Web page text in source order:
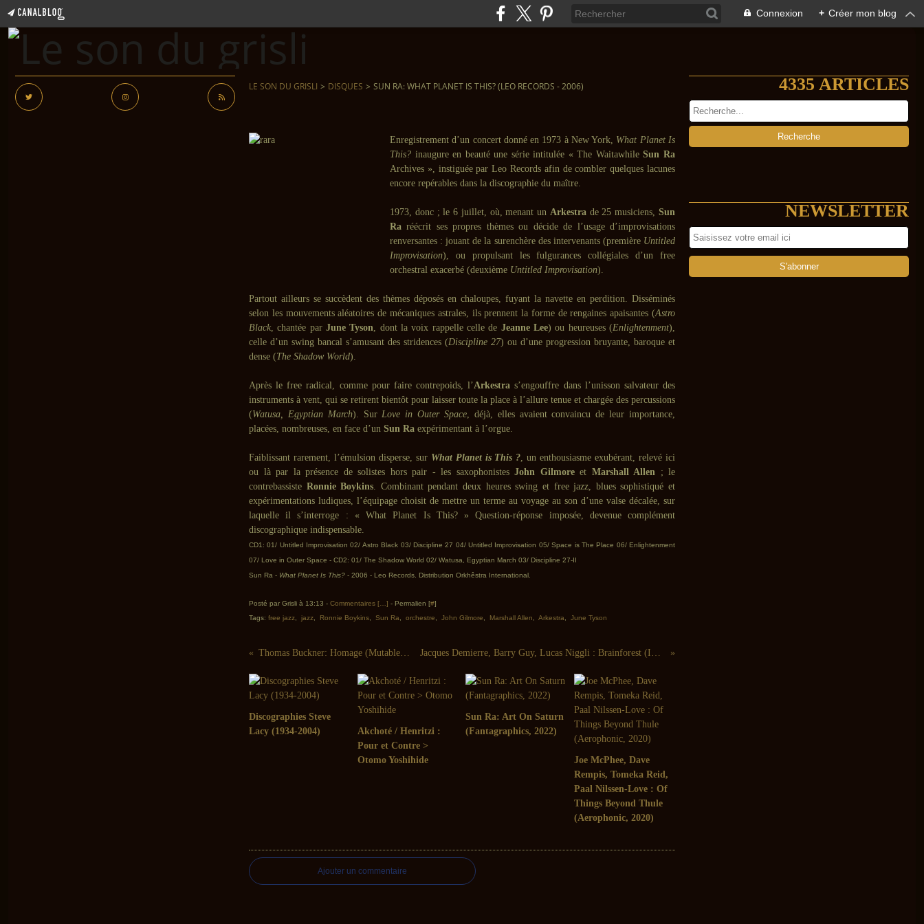
Connexion + Créer mon blog
LE SON DU GRISLI > DISQUES > SUN RA: WHAT PLANET IS THIS? (LEO RECORDS - 2006)
Enregistrement d’un concert donné en 1973 à New York, What Planet Is
This? inaugure en beauté une série intitulée « The WaitawhileSun Ra
Archives », instiguée par Leo Records afin de combler quelques lacunes
encore repérables dans la discographie du maître.
1973, donc ; le 6 juillet, où, menant un Arkestrade 25 musiciens,Sun
Ra réécrit ses propres thèmes ou décide de l’usage d’improvisations
renversantes : jouant de la surenchère des intervenants (première Untitled
Improvisation), ou propulsant les fulgurances collégiales d’un free
orchestral exacerbé (deuxième Untitled Improvisation).
Partout ailleurs se succèdent des thèmes déposés en chaloupes, fuyant la navette en perdition. Disséminés
selon les mouvements aléatoires de mécaniques astrales, ils prennent la forme de rengaines apaisantes (Astro
Black, chantée par June Tyson, dont la voix rappelle celle de Jeanne Lee) ou heureuses (Enlightenment),
celle d’un swing bancal s’amusant des stridences (Discipline 27) ou d’une progression bruyante, baroque et
dense (The Shadow World).
Après le free radical, comme pour faire contrepoids, l’Arkestra s’engouffre dans l’unisson salvateur des
instruments à vent, qui se retirent bientôt pour laisser toute la place à l’allure tenue et chargée des percussions
(Watusa, Egyptian March). SurLove in Outer Space, déjà, elles avaient convaincu de leur importance,
placées, nombreuses, en face d’un Sun Ra expérimentant à l’orgue.
Faiblissant rarement, l’émulsion disperse, sur What Planet is This ?, un enthousiasme exubérant, relevé ici
ou là par la présence de solistes hors pair - les saxophonistes John Gilmoreet Marshall Allen ; le
contrebassiste Ronnie Boykins. Combinant pendant deux heures swing et free jazz, blues sophistiqué et
expérimentations ludiques, l’équipage choisit de mettre un terme au voyage au son d’une valse décalée, sur
laquelle il s’interroge : « What Planet Is This? » Question-réponse imposée, devenue complément
discographique indispensable.
CD1: 01/ Untitled Improvisation 02/ Astro Black 03/ Discipline 27 04/ Untitled Improvisation 05/ Space is The Place 06/ Enlightenment
07/ Love in Outer Space - CD2: 01/ The Shadow World 02/ Watusa, Egyptian March 03/ Discipline 27-II
Sun Ra - What Planet Is This? - 2006 - Leo Records. Distribution Orkhêstra International.
Posté par Grisli à 13:13 - Commentaires [ ] - Permalien [#]
Tags: free jazz jazz Ronnie Boykins Sun Ra orchestre John Gilmore Marshall Allen Arkestra June Tyson
Thomas Buckner: Homage (Mutable - 2005) Jacques Demierre, Barry Guy, Lucas Niggli : Brainforest (Intakt, 2006)
Discographies Steve
Lacy (1934-2004)
Akchoté / Henritzi :
Pour et Contre >
Otomo Yoshihide
Sun Ra: Art On Saturn
(Fantagraphics, 2022)
Joe McPhee, Dave
Rempis, Tomeka Reid,
Paal Nilssen-Love : Of
Things Beyond Thule
(Aerophonic, 2020)
Ajouter un commentaire
4335 ARTICLES
NEWSLETTER